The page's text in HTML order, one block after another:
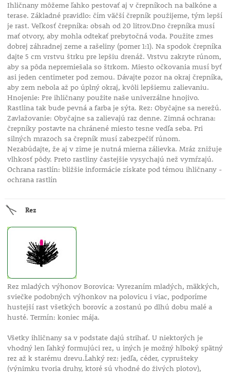
Ihličnany môžeme ľahko pestovať aj v črepníkoch na balkóne a
terase. Základné pravidlo: čím väčší črepník použijeme, tým lepší
je rast. Veľkosť črepníka: obsah od 20 litrov.Dno črepníka musí
mať otvory, aby mohla odtekať prebytočná voda. Použite zmes
dobrej záhradnej zeme a rašeliny (pomer 1:1). Na spodok črepníka
dajte 5 cm vrstvu štrku pre lepšiu drenáž. Vrstvu zakryte rúnom,
aby sa pôda nepremiešala so štrkom. Miesto očkovania musí byť
asi jeden centimeter pod zemou. Dávajte pozor na okraj črepníka,
aby zem nebola až po úplný okraj, kvôli lepšiemu zalievaniu.
Hnojenie: Pre ihličnany použite naše univerzálne hnojivo.
Rastlina tak bude pevná a farba je sýta. Rez: Obyčajne sa nerežú.
Zavlažovanie: Obyčajne sa zalievajú raz denne. Zimná ochrana:
črepníky postavte na chránené miesto tesne vedľa seba. Pri
silných mrazoch sa črepník musí zabezpečiť rúnom.
Nezabúdajte, že aj v zime je nutná mierna zálievka. Mráz znižuje
vlhkosť pôdy. Preto rastliny častejšie vysychajú než vymŕzajú.
Ochrana rastlín: bližšie informácie získate pod témou ihličnany -
ochrana rastlín
Rez
Rez mladých výhonov Borovica: Vyrezaním mladých, mäkkých,
sviečke podobných výhonkov na polovicu i viac, podporíme
hustejší rast všetkých borovíc a zostanú po dlhú dobu malé a
husté. Termín: koniec mája.
Všetky ihličnany sa v podstate dajú strihať. U niektorých je
vhodný len ľahký formujúci rez, u iných je možný hlboký spätný
rez až k starému drevu.Ľahký rez: jedľa, céder, cyprušteky
(výnimku tvoria druhy, ktoré sú vhodné do živých plotov),